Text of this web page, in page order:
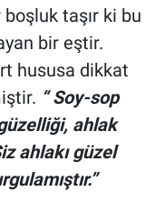
taşır ki bu
bir eştir.
hususa dikkat
“ Soy-sop
ahlak
ahlakı güzel